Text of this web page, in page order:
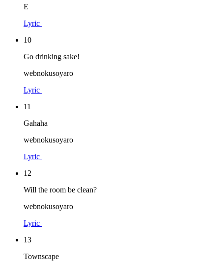
E
Lyric
10
Go drinking sake!
webnokusoyaro
Lyric
11
Gahaha
webnokusoyaro
Lyric
12
Will the room be clean?
webnokusoyaro
Lyric
13
Townscape